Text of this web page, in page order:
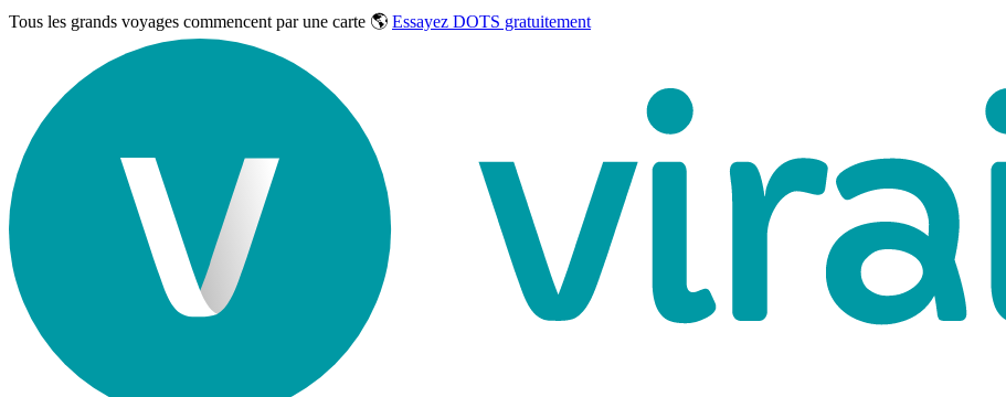
Tous les grands voyages commencent par une carte 🌎 Essayez DOTS gratuitement